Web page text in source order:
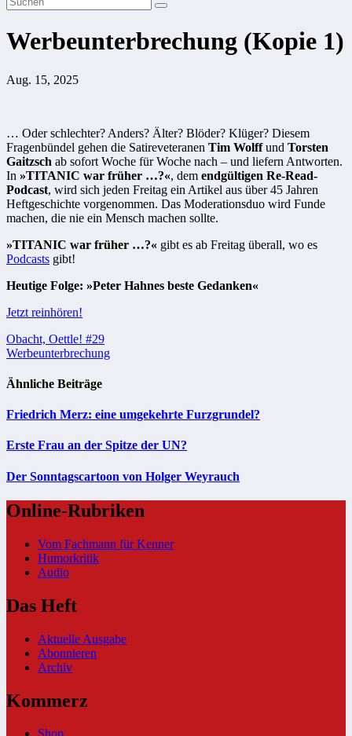
Werbeunterbrechung (Kopie 1)
Aug. 15, 2025
… Oder schlechter? Anders? Älter? Blöder? Klüger? Diesem
Fragenbündel gehen die Satireveteranen Tim Wolffund Torsten
Gaitzsch ab sofort Woche für Woche nach – und liefern Antworten.
In »TITANIC war früher …?«, dem endgültigen Re-Read-
Podcast, wird sich jeden Freitag ein Artikel aus über 45 Jahren
Heftgeschichte vorgenommen. Das Moderationsduo wird Funde
machen, die nie ein Mensch machen sollte.
»TITANIC war früher …?« gibt es ab Freitag überall, wo es
Podcasts gibt!
Heutige Folge: »Peter Hahnes beste Gedanken«
Jetzt reinhören!
Beitragsnavigation
Obacht, Oettle! #29
Werbeunterbrechung
Ähnliche Beiträge
Friedrich Merz: eine umgekehrte Furzgrundel?
Erste Frau an der Spitze der UN?
Der Sonntagscartoon von Holger Weyrauch
Online-Rubriken
Vom Fachmann für Kenner
Humorkritik
Audio
Das Heft
Aktuelle Ausgabe
Abonnieren
Archiv
Kommerz